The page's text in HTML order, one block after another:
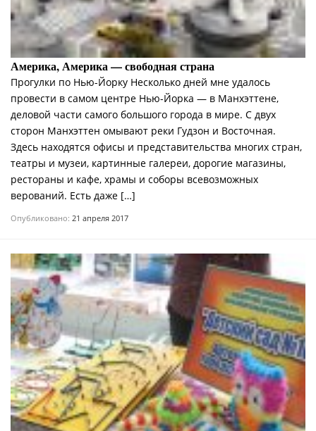
Америка, Америка — свободная страна
Прогулки по Нью-Йорку Несколько дней мне удалось
провести в самом центре Нью-Йорка — в Манхэттене,
деловой части самого большого города в мире. С двух
сторон Манхэттен омывают реки Гудзон и Восточная.
Здесь находятся офисы и представительства многих стран,
театры и музеи, картинные галереи, дорогие магазины,
рестораны и кафе, храмы и соборы всевозможных
верований. Есть даже […]
Опубликовано: 21 апреля 2017